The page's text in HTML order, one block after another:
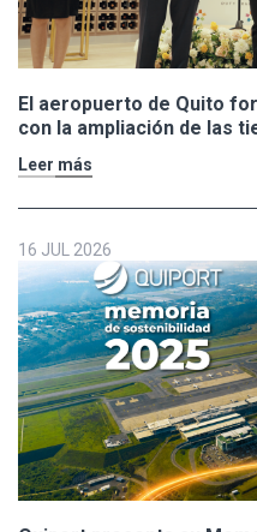
El aeropuerto de Quito
con la ampliación de las
de Polo Ralph Lauren y
Leer más
16 JUL 2026